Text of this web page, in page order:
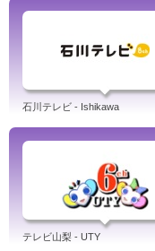
石川テレビ - Ishikawa
テレビ山梨 - UTY